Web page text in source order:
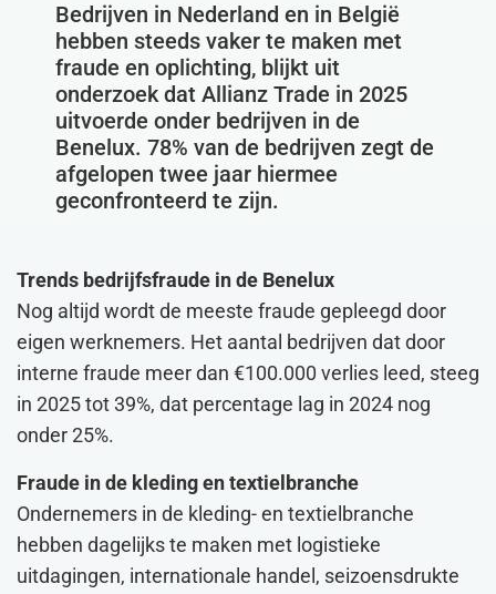
Bedrijven in Nederland en in België
hebben steeds vaker te maken met
fraude en oplichting, blijkt uit
onderzoek dat Allianz Trade in 2025
uitvoerde onder bedrijven in de
Benelux. 78% van de bedrijven zegt de
afgelopen twee jaar hiermee
geconfronteerd te zijn.
Trends bedrijfsfraude in de Benelux
Nog altijd wordt de meeste fraude gepleegd door
eigen werknemers. Het aantal bedrijven dat door
interne fraude meer dan €100.000 verlies leed, steeg
in 2025 tot 39%, dat percentage lag in 2024 nog
onder 25%.
Fraude in de kleding en textielbranche
Ondernemers in de kleding- en textielbranche
hebben dagelijks te maken met logistieke
uitdagingen, internationale handel, seizoensdrukte